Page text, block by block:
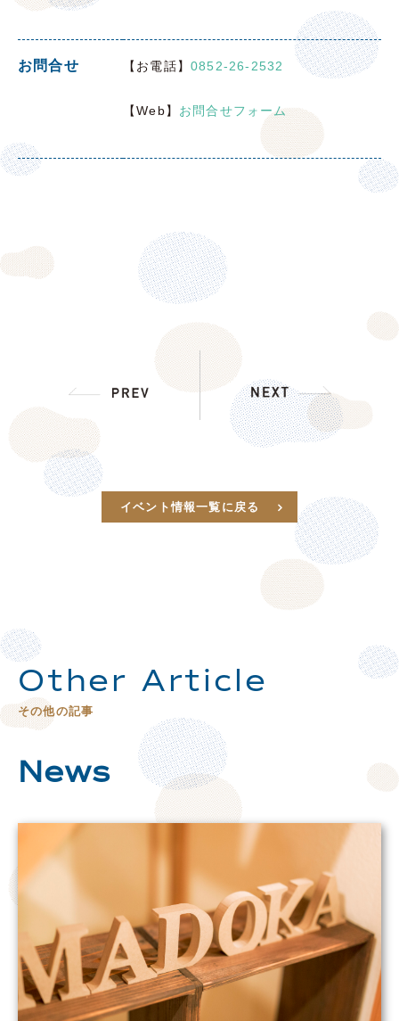
お問合せ 【お電話】 0852-26-2532
【Web】 お問合せフォーム
イベント情報一覧に戻る
Other Article
その他の記事
News